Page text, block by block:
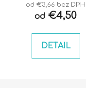
od €3,66 bez DPH
od €4,50
DETAIL